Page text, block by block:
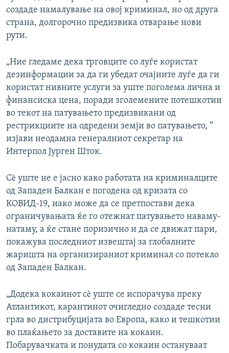
создаде намалување на овој криминал, но од друга
страна, долгорочно предизвика отварање нови
рути.
„Ние гледаме дека трговците со луѓе користат
дезинформации за да ги убедат очајните луѓе да ги
користат нивните услуги за уште поголема лична и
финансиска цена, поради зголемените потешкотии
во текот на патувањето предизвикани од
рестрикциите на одредени земји во патувањето, “
изјави неодамна генералниот секретар на
Интерпол Јурген Шток.
Сè уште не е јасно како работата на криминалците
од Западен Балкан е погодена од кризата со
КОВИД-19, иако може да се претпостави дека
ограничувањата ќе го отежнат патувањето наваму-
натаму, а ќе стане поризично и да се движат пари,
покажува последниот извештај за глобалните
жаришта на организираниот криминал со потекло
од Западен Балкан.
„Додека кокаинот сè уште се испорачува преку
Атлантикот, карантинот очигледно создаде тесни
грла во дистрибуцијата во Европа, како и тешкотии
во плаќањето за доставите на кокаин.
Побарувачката и понудата со кокаин остануваат